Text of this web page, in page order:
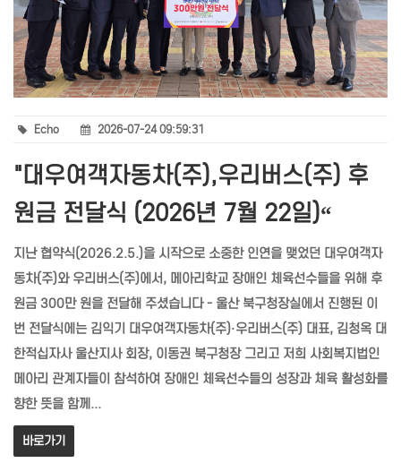
Echo 2026-07-24 09:59:31
"대우여객자동차(주),우리버스(주) 후
원금 전달식 (2026년 7월 22일)“
지난 협약식(2026.2.5.)을 시작으로 소중한 인연을 맺었던 대우여객자
동차(주)와 우리버스(주)에서, 메아리학교 장애인 체육선수들을 위해 후
원금 300만 원을 전달해 주셨습니다 - 울산 북구청장실에서 진행된 이
번 전달식에는 김익기 대우여객자동차(주)·우리버스(주) 대표, 김청옥 대
한적십자사 울산지사 회장, 이동권 북구청장 그리고 저희 사회복지법인
메아리 관계자들이 참석하여 장애인 체육선수들의 성장과 체육 활성화를
향한 뜻을 함께...
바로가기